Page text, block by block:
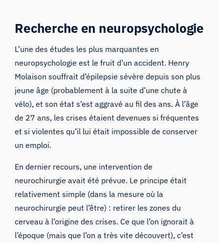
Recherche en neuropsychologie
L’une des études les plus marquantes en
neuropsychologie est le fruit d’un accident. Henry
Molaison souffrait d’épilepsie sévère depuis son plus
jeune âge (probablement à la suite d’une chute à
vélo), et son état s’est aggravé au fil des ans. À l’âge
de 27 ans, les crises étaient devenues si fréquentes
et si violentes qu’il lui était impossible de conserver
un emploi.
En dernier recours, une intervention de
neurochirurgie avait été prévue. Le principe était
relativement simple (dans la mesure où la
neurochirurgie peut l’être) : retirer les zones du
cerveau à l’origine des crises. Ce que l’on ignorait à
l’époque (mais que l’on a très vite découvert), c’est